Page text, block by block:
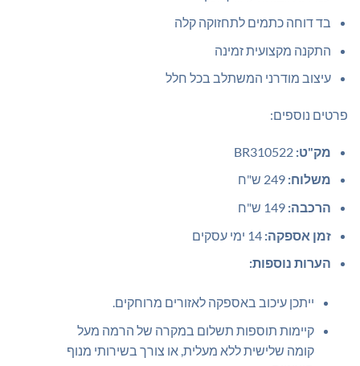
בד דוחה כתמים לתחזוקה קלה
התקנה מקצועית זמינה
עיצוב מודרני המשתלב בכל חלל
פרטים נוספים:
מק"ט:
משלוח:
הרכבה:
זמן אספקה:
הערות נוספות:
ייתכן עיכוב באספקה לאזורים מרוחקים.
קיימות תוספות תשלום במקרה של הרמה מעל
קומה שלישית ללא מעלית, או צורך בשירותי מנוף